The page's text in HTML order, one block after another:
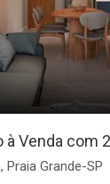
à Venda com
Praia Grande-SP